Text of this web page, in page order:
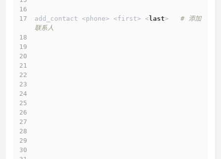
add_contact <phone> <first> < last> # 添加
联系人